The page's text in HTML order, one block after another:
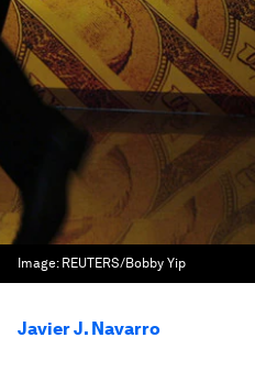
Image: REUTERS/Bobby Yip
Javier J. Navarro